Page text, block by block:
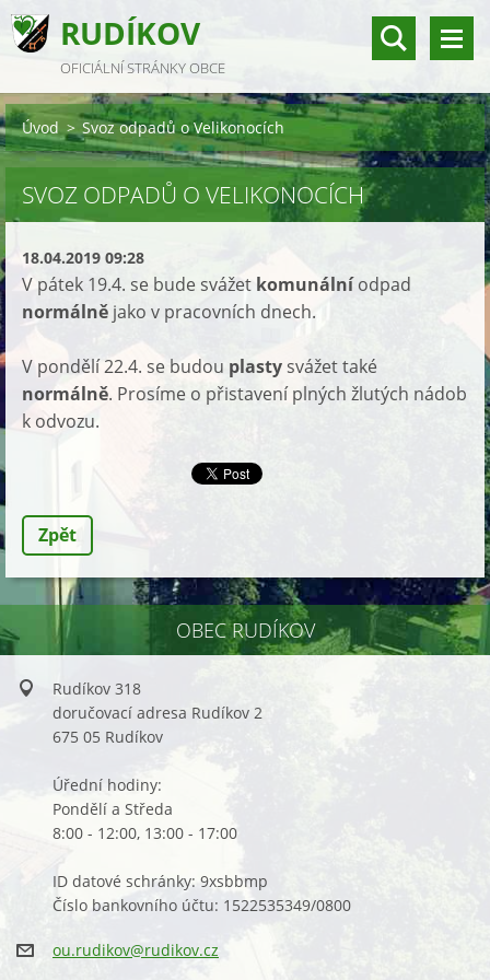
RUDÍKOV
OFICIÁLNÍ STRÁNKY OBCE
Úvod > Svoz odpadů o Velikonocích
SVOZ ODPADŮ O VELIKONOCÍCH
18.04.2019 09:28
V pátek 19.4. se bude svážet komunálníodpad
normálně jako v pracovních dnech.
V pondělí 22.4. se budou plastysvážet také
normálně. Prosíme o přistavení plných žlutých nádob
k odvozu.
Zpět
OBEC RUDÍKOV
Rudíkov 318
doručovací adresa Rudíkov 2
675 05 Rudíkov
Úřední hodiny:
Pondělí a Středa
8:00 - 12:00, 13:00 - 17:00
ID datové schránky: 9xsbbmp
Číslo bankovního účtu: 1522535349/0800
ou.rudikov@rudikov.cz